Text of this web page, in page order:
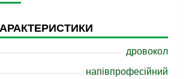
дровокол
напівпрофесійний